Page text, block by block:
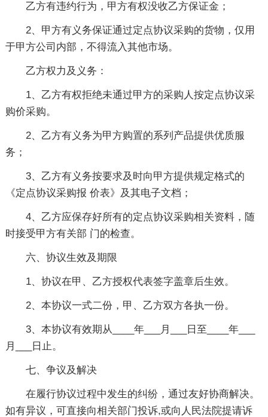
乙方有违约行为，甲方有权没收乙方保证金；
2、甲方有义务保证通过定点协议采购的货物，仅用
于甲方公司内部，不得流入其他市场。
乙方权力及义务：
1、乙方有权拒绝未通过甲方的采购人按定点协议采
购价采购。
2、乙方有义务为甲方购置的系列产品提供优质服
务；
3、乙方有义务按要求及时向甲方提供规定格式的
《定点协议采购报 价表》及其电子文档；
4、乙方应保存好所有的定点协议采购相关资料，随
时接受甲方有关部 门的检查。
六、协议生效及期限
1、协议在甲、乙方授权代表签字盖章后生效。
2、本协议一式二份，甲、乙方双方各执一份。
3、本协议有效期从____年___月___日至____年___
月___日止。
七、争议及解决
在履行协议过程中发生的纠纷，通过友好协商解决。
如有异议，可直接向相关部门投诉,或向人民法院提请诉